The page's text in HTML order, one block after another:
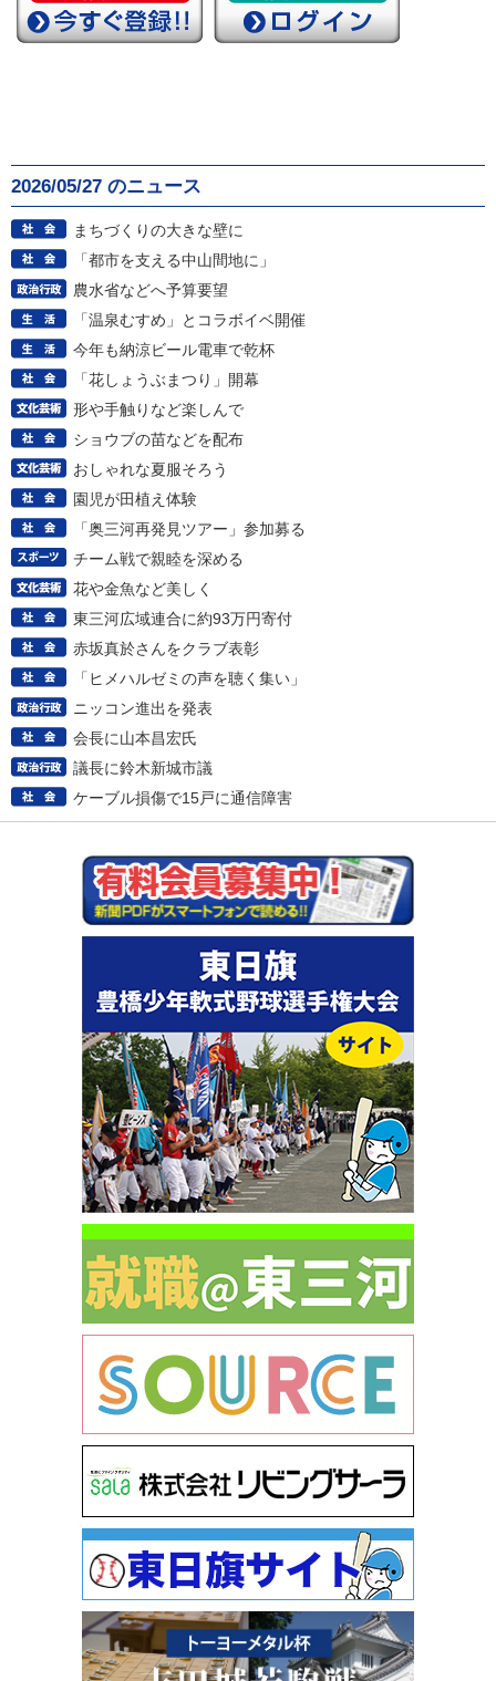
2026/05/27 のニュース
まちづくりの大きな壁に
「都市を支える中山間地に」
農水省などへ予算要望
「温泉むすめ」とコラボイベ開催
今年も納涼ビール電車で乾杯
「花しょうぶまつり」開幕
形や手触りなど楽しんで
ショウブの苗などを配布
おしゃれな夏服そろう
園児が田植え体験
「奥三河再発見ツアー」参加募る
チーム戦で親睦を深める
花や金魚など美しく
東三河広域連合に約93万円寄付
赤坂真於さんをクラブ表彰
「ヒメハルゼミの声を聴く集い」
ニッコン進出を発表
会長に山本昌宏氏
議長に鈴木新城市議
ケーブル損傷で15戸に通信障害